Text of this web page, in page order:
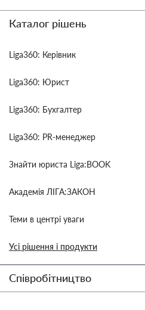
Каталог рішень
Liga360: Керівник
Liga360: Юрист
Liga360: Бухгалтер
Liga360: PR-менеджер
Знайти юриста Liga:BOOK
Академія ЛІГА:ЗАКОН
Теми в центрі уваги
Усі рішення і продукти
Співробітництво